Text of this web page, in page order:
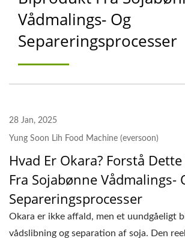
SOJABØNNE
BLØDNINGS- OG
TANK,
PRODUCENT |
SOON LIH
MACHINE CO.,
Vådmalings- Og
Separeringsprocesser
28 Jan, 2025
Yung Soon Lih Food Machine (eversoon)
Hvad Er Okara? Forstå
Fra Sojabønne Vådmalings-
Separeringsprocesser
Okara er ikke affald, men et uundgåeligt
vådslibning og separation af soja. Den